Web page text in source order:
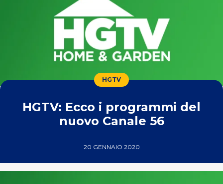
HGTV
HGTV: Ecco i programmi del
nuovo Canale 56
20 GENNAIO 2020